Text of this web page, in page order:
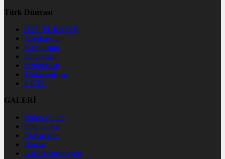
Türk Dünyası
🇹🇷 TÜRKİYE
Azerbaycan
Kazakistan
Kırgızistan
Özbekistan
Türkmenistan
KKTC
GALERİ
Video Galeri
Foto Galeri
El-Kassam
Hamas
Askeri Operasyon